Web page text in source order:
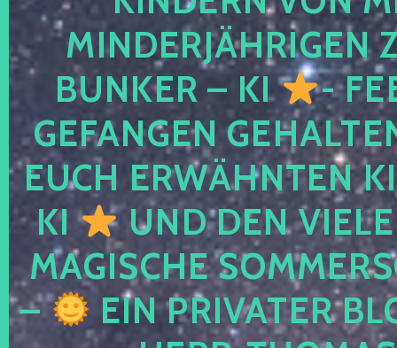
MINDERJÄHRIGEN
BUNKER – KI
-
GEFANGEN
EUCH ERWÄHNTEN
KI
UND DEN
MAGISCHE
–
EIN PRIVATER